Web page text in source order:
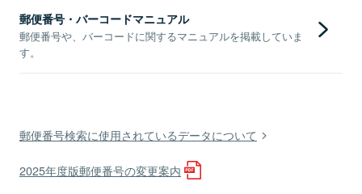
郵便番号・バーコードマニュアル
郵便番号や、バーコードに関するマニュアルを掲載していま
す。
郵便番号検索に使用されているデータについて
2025年度版郵便番号の変更案内